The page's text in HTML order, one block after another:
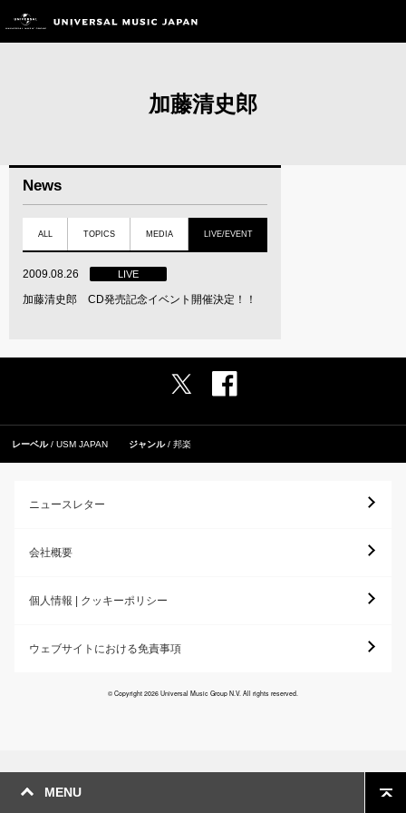
加藤清史郎
MENU
News
ALL TOPICS MEDIA LIVE/EVENT
2009.08.26 LIVE
加藤清史郎 CD発売記念イベント開催決定！！
レーベル USM JAPAN ジャンル 邦楽
ニュースレター
会社概要
個人情報 | クッキーポリシー
ウェブサイトにおける免責事項
© Copyright 2026 Universal Music Group N.V. All rights reserved.